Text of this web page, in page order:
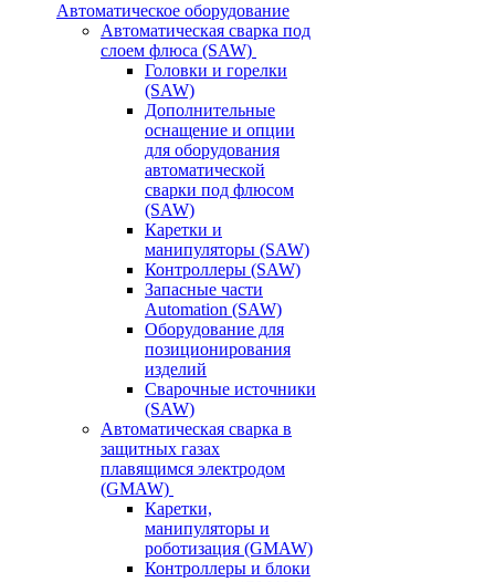
Автоматическое оборудование
Автоматическая сварка под
слоем флюса (SAW)
Головки и горелки
(SAW)
Дополнительные
оснащение и опции
для оборудования
автоматической
сварки под флюсом
(SAW)
Каретки и
манипуляторы (SAW)
Контроллеры (SAW)
Запасные части
Automation (SAW)
Оборудование для
позиционирования
изделий
Сварочные источники
(SAW)
Автоматическая сварка в
защитных газах
плавящимся электродом
(GMAW)
Каретки,
манипуляторы и
роботизация (GMAW)
Контроллеры и блоки